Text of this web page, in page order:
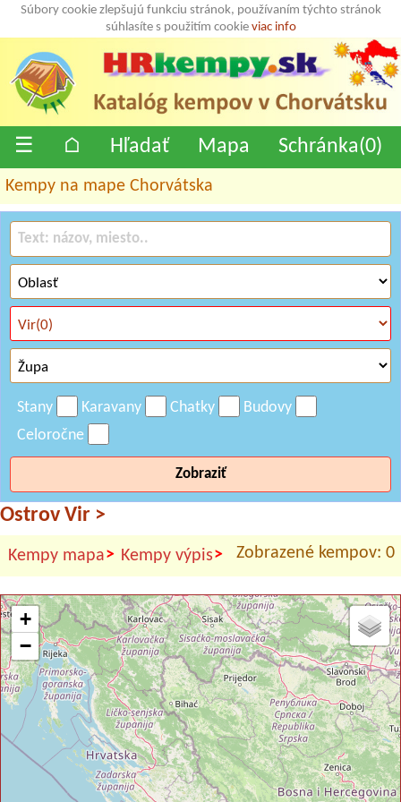
Súbory cookie zlepšujú funkciu stránok, používaním týchto stránok
súhlasíte s použitím cookie viac info
☰ ⌂ Hľadať Mapa Schránka(0)
Kempy na mape Chorvátska
Stany Karavany Chatky
Budovy
Celoročne
Zobraziť
Ostrov Vir >
Kempy mapa> Kempy výpis> Zobrazené kempov: 0
+
−